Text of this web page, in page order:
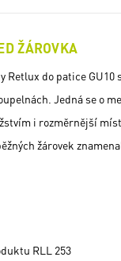
ŽÁROVKA
Retlux do patice
Jedná se o
i rozměrnější
žárovek
RLL 253